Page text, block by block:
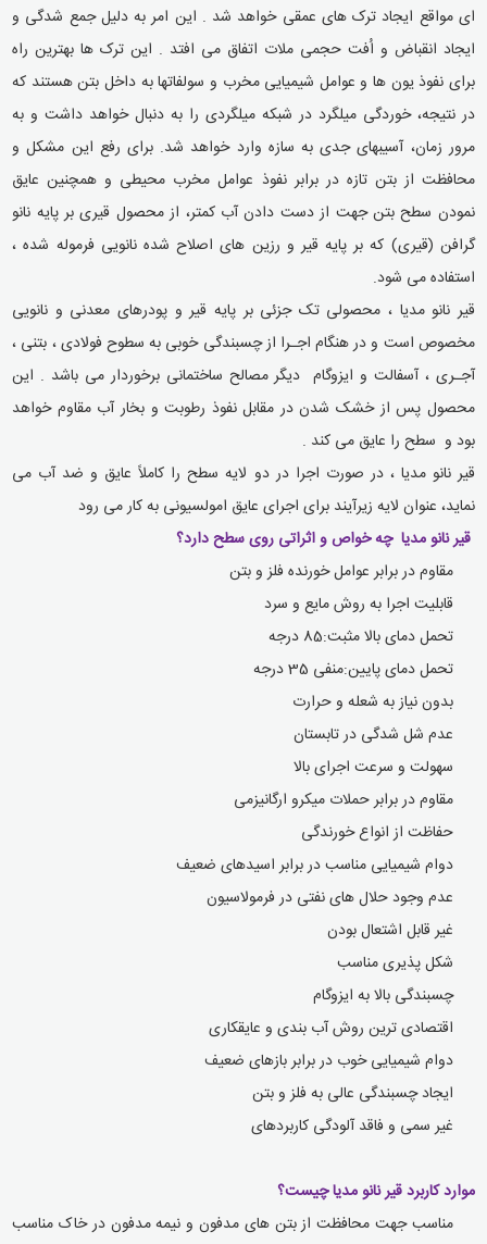
ای مواقع ایجاد ترک های عمقی خواهد شد . این امر به دلیل جمع شدگی و
ایجاد انقباض و اُفت حجمی ملات اتفاق می افتد . این ترک ها بهترین راه
برای نفوذ یون ها و عوامل شیمیایی مخرب و سولفاتها به داخل بتن هستند که
در نتیجه، خوردگی میلگرد در شبکه میلگردی را به دنبال خواهد داشت و به
مرور زمان، آسیبهای جدی به سازه وارد خواهد شد. برای رفع این مشکل و
محافظت از بتن تازه در برابر نفوذ عوامل مخرب محیطی و همچنین عایق
نمودن سطح بتن جهت از دست دادن آب کمتر، از محصول قیری بر پایه نانو
گرافن (قیری) که بر پایه قیر و رزین های اصلاح شده نانویی فرموله شده ،
استفاده می شود.
قیر نانو مدیا ، محصولی تک جزئی بر پایه قیر و پودرهای معدنی و نانویی
مخصوص است و در هنگام اجـرا از چسبندگی خوبی به سطوح فولادی ، بتنی ،
آجـری ، آسفالت و ایزوگام دیگر مصالح ساختمانی برخوردار می باشد . این
محصول پس از خشک شدن در مقابل نفوذ رطوبت و بخار آب مقاوم خواهد
بود و سطح را عایق می کند .
قیر نانو مدیا ، در صورت اجرا در دو لایه سطح را کاملاً عایق و ضد آب می
نماید، عنوان لایه زیرآیند برای اجرای عایق امولسیونی به کار می رود
قیر نانو مدیا چه خواص و اثراتی روی سطح دارد؟
مقاوم در برابر عوامل خورنده فلز و بتن
قابلیت اجرا به روش مایع و سرد
تحمل دمای بالا مثبت:85 درجه
تحمل دمای پایین:منفی 35 درجه
بدون نیاز به شعله و حرارت
عدم شل شدگی در تابستان
سهولت و سرعت اجرای بالا
مقاوم در برابر حملات میکرو ارگانیزمی
حفاظت از انواع خورندگی
دوام شیمیایی مناسب در برابر اسیدهای ضعیف
عدم وجود حلال های نفتی در فرمولاسیون
غیر قابل اشتعال بودن
شکل پذیری مناسب
چسبندگی بالا به ایزوگام
اقتصادی ترین روش آب بندی و عایقکاری
دوام شیمیایی خوب در برابر بازهای ضعیف
ایجاد چسبندگی عالی به فلز و بتن
غیر سمی و فاقد آلودگی کاربردهای
موارد کاربرد قیر نانو مدیا چیست؟
مناسب جهت محافظت از بتن های مدفون و نیمه مدفون در خاک مناسب